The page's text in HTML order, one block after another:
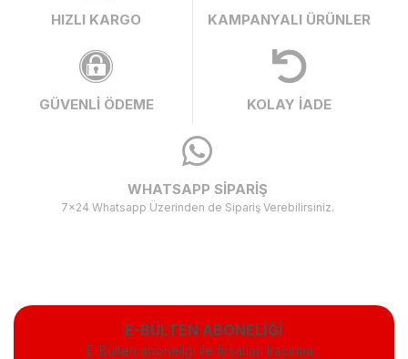
HIZLI KARGO KAMPANYALI ÜRÜNLER
GÜVENLİ ÖDEME KOLAY İADE
WHATSAPP SİPARİŞ
7x24 Whatsapp Üzerinden de Sipariş Verebilirsiniz.
E-BÜLTEN ABONELİĞİ
E-Bülten aboneliği ile fırsatları kaçırma...